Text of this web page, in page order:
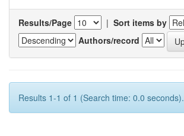
Results/Page | Sort items by
Authors/record
Results 1-1 of 1 (Search time: 0.0 seconds).